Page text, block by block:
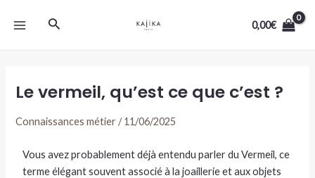
Rechercher 0,00€
Le vermeil, qu’est ce que c’est ?
Connaissances métier/11/06/2025
Vous avez probablement déjà entendu parler du Vermeil, ce
terme élégant souvent associé à la joaillerie et aux objets